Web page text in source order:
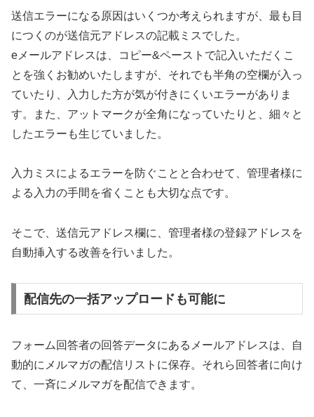
送信エラーになる原因はいくつか考えられますが、最も目
につくのが送信元アドレスの記載ミスでした。
eメールアドレスは、コピー&ペーストで記入いただくこ
とを強くお勧めいたしますが、それでも半角の空欄が入っ
ていたり、入力した方が気が付きにくいエラーがありま
す。また、アットマークが全角になっていたりと、細々と
したエラーも生じていました。
入力ミスによるエラーを防ぐことと合わせて、管理者様に
よる入力の手間を省くことも大切な点です。
そこで、送信元アドレス欄に、管理者様の登録アドレスを
自動挿入する改善を行いました。
配信先の一括アップロードも可能に
フォーム回答者の回答データにあるメールアドレスは、自
動的にメルマガの配信リストに保存。それら回答者に向け
て、一斉にメルマガを配信できます。